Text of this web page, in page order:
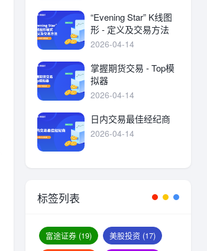
“Evening Star” K线图
形 - 定义及交易方法
2026-04-14
掌握期货交易 - Top模
拟器
2026-04-14
日内交易最佳经纪商
2026-04-14
标签列表
富途证券 (19) 美股投资 (17)